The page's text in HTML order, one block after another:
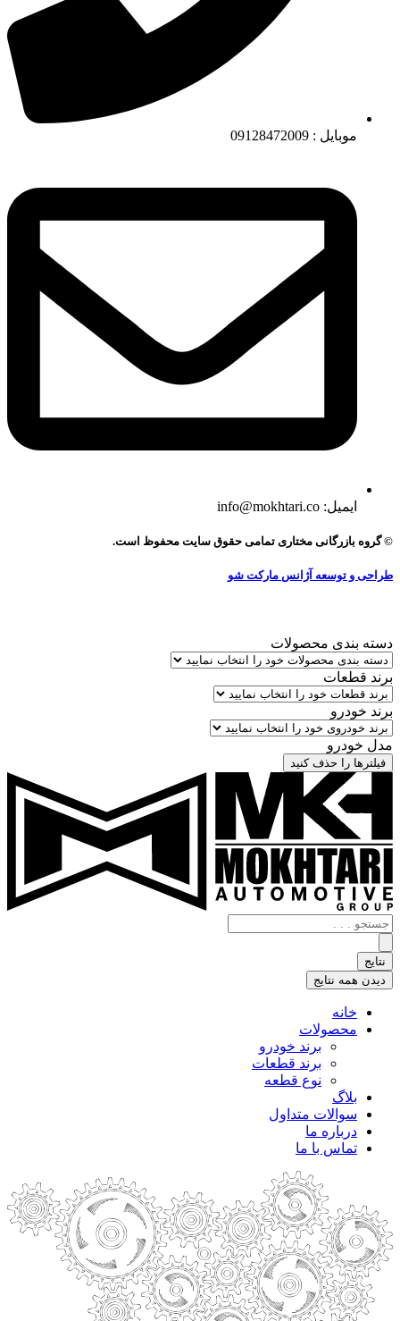
موبایل : 09128472009
ایمیل: info@mokhtari.co
© گروه بازرگانی مختاری تمامی حقوق سایت محفوظ است.
طراحی و توسعه آژانس مارکت شو
دسته بندی محصولات
برند قطعات
برند خودرو
مدل خودرو
فیلترها را حذف کنید
جستجو
.
.
.
نتایج
دیدن همه نتایج
خانه
محصولات
برند خودرو
برند قطعات
نوع قطعه
بلاگ
سوالات متداول
درباره ما
تماس با ما